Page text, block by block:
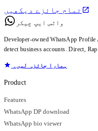
تمام جائزے دیکھیں
واٹس ایپ چیکر
Developer-owned WhatsApp
detect business accounts. Direct,
ہمارا جائزہ لیں۔
Product
Features
WhatsApp DP download
WhatsApp bio viewer